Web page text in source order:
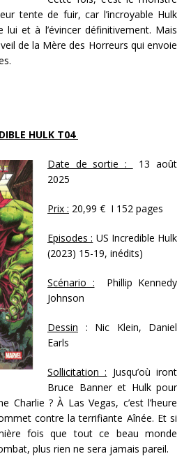
tente de fuir, car l’incroyable Hulk
lui et à l’évincer définitivement. Mais
de la Mère des Horreurs qui envoie
HULK T04
Date de sortie :
13 août
2025
Prix : 20,99 € I 152 pages
Episodes : US Incredible Hulk
(2023) 15-19, inédits)
Scénario : Phillip Kennedy
Johnson
Dessin : Nic Klein, Daniel
Earls
Sollicitation : Jusqu’où iront
Bruce Banner et Hulk pour
Charlie ? À Las Vegas, c’est l’heure
contre la terrifiante Aînée. Et si
fois que tout ce beau monde
plus rien ne sera jamais pareil.